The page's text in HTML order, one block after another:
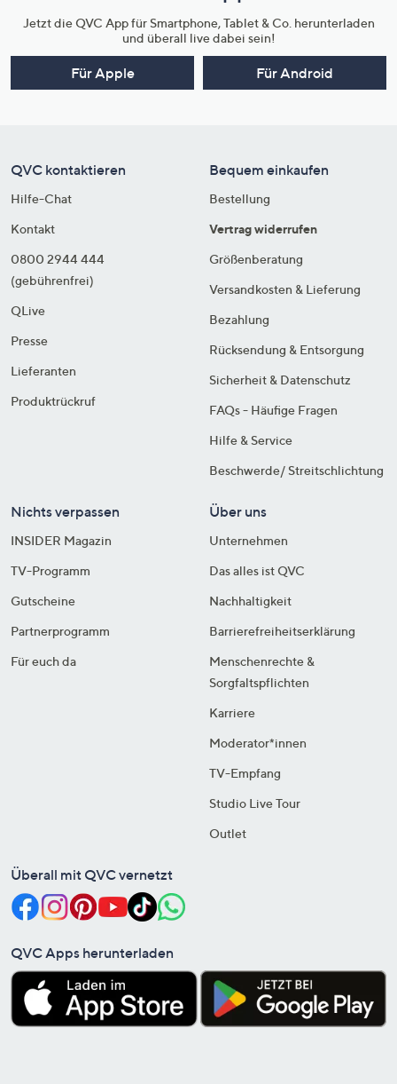
Jetzt die QVC App für Smartphone, Tablet & Co. herunterladen
und überall live dabei sein!
Für Apple Für Android
QVC kontaktieren
Hilfe-Chat
Kontakt
0800 2944 444
(gebührenfrei)
QLive
Presse
Lieferanten
Produktrückruf
Bequem einkaufen
Bestellung
Vertrag widerrufen
Größenberatung
Versandkosten & Lieferung
Bezahlung
Rücksendung & Entsorgung
Sicherheit & Datenschutz
FAQs - Häufige Fragen
Hilfe & Service
Beschwerde/ Streitschlichtung
Nichts verpassen
INSIDER Magazin
TV-Programm
Gutscheine
Partnerprogramm
Für euch da
Über uns
Unternehmen
Das alles ist QVC
Nachhaltigkeit
Barrierefreiheitserklärung
Menschenrechte &
Sorgfaltspflichten
Karriere
Moderator*innen
TV-Empfang
Studio Live Tour
Outlet
Überall mit QVC vernetzt
QVC Apps herunterladen